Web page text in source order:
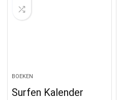
BOEKEN
Surfen Kalender